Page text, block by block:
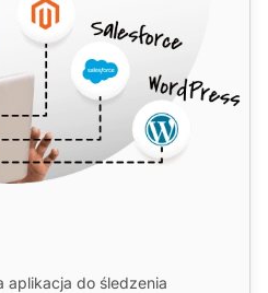
aplikacja do śledzenia